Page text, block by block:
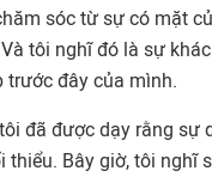
sóc từ sự có mặt
tôi nghĩ đó là sự
trước đây của mình.
đã được dạy rằng
Bây giờ, tôi nghĩ